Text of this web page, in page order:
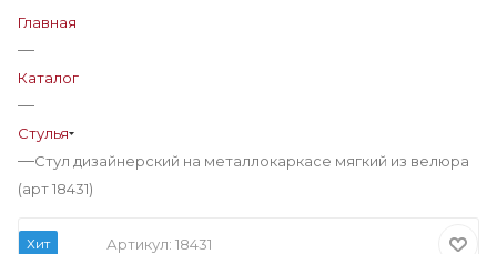
Главная
—
Каталог
—
Стулья
—Стул дизайнерский на металлокаркасе мягкий из велюра
(арт 18431)
Хит Артикул: 18431